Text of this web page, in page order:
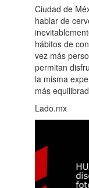
Ciudad de
hablar de
hábitos de
vez más
permitan
la misma
más
Lado.mx